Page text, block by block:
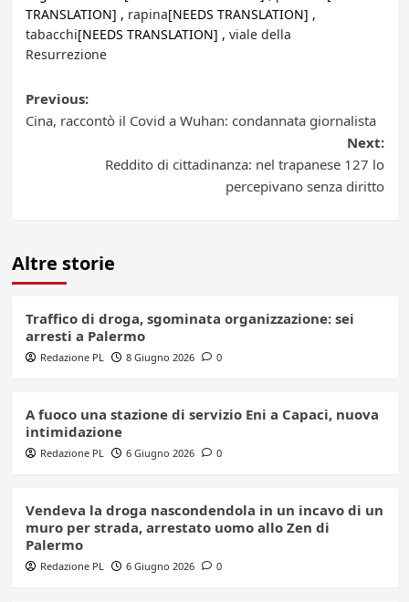
TRANSLATION] , rapina[NEEDS TRANSLATION] ,
tabacchi[NEEDS TRANSLATION] , viale della
Resurrezione
Post
navigation
Previous:
Cina, raccontò il Covid a Wuhan: condannata giornalista
Next:
Reddito di cittadinanza: nel trapanese 127 lo
percepivano senza diritto
Altre storie
Traffico di droga, sgominata organizzazione: sei
arresti a Palermo
Redazione PL 8 Giugno 2026 0
A fuoco una stazione di servizio Eni a Capaci, nuova
intimidazione
Redazione PL 6 Giugno 2026 0
Vendeva la droga nascondendola in un incavo di un
muro per strada, arrestato uomo allo Zen di
Palermo
Redazione PL 6 Giugno 2026 0